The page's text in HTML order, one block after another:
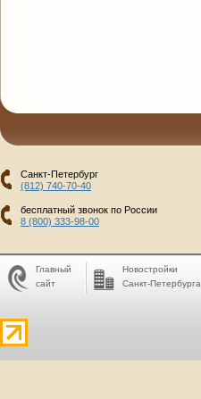
Санкт-Петербург
(812) 740-70-40
бесплатный звонок по России
8 (800) 333-98-00
Главный
сайт
Новостройки
Санкт-Петербурга